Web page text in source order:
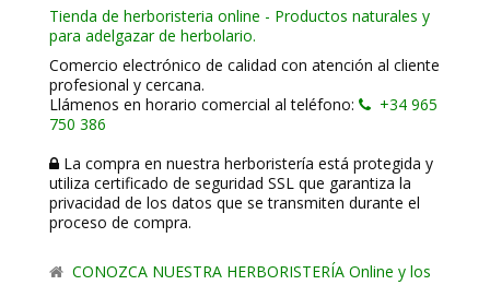
Tienda de herboristeria online - Productos naturales y
para adelgazar de herbolario.
Comercio electrónico de calidad con atención al cliente
profesional y cercana.
Llámenos en horario comercial al teléfono:
+34 965
750 386
La compra en nuestra herboristería está protegida y
utiliza certificado de seguridad SSL que garantiza la
privacidad de los datos que se transmiten durante el
proceso de compra.
CONOZCA NUESTRA HERBORISTERÍA Online y los